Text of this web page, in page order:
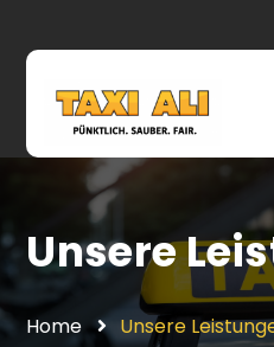
Unsere
Home Unsere